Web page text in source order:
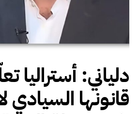
دلياني: أستراليا
قانونها السيادي